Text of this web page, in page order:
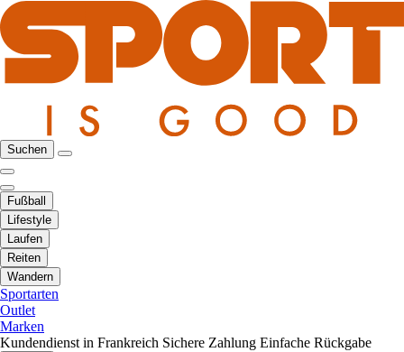
Suchen
Fußball
Lifestyle
Laufen
Reiten
Wandern
Sportarten
Outlet
Marken
Kundendienst in Frankreich Sichere Zahlung Einfache Rückgabe